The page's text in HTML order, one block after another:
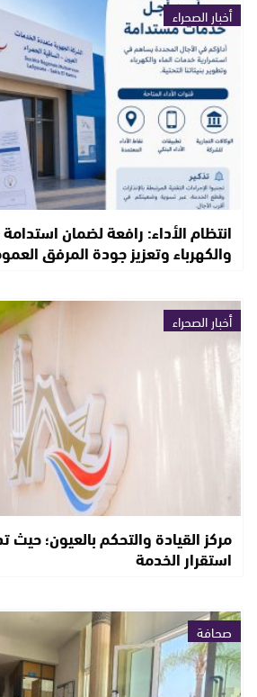
أخبار الصحراء
انتظام الأداء: رافعة لضمان
والكهرباء وتعزيز جودة المرفق
أخبار الصحراء
مركز القيادة والتحكم بالعيون؛ حيث
استقرار الخدمة
صحافة